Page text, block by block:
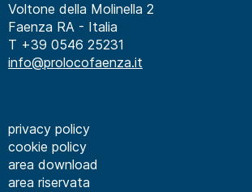
Voltone della Molinella 2
Faenza RA - Italia
T +39 0546 25231
info@prolocofaenza.it
privacy policy
cookie policy
area download
area riservata